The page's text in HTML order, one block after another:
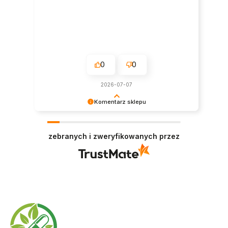
Komentarz sklepu
Doceniamy czas i wysiłek włożony w podzielenie
się z nami Twoimi doświadczeniami. Do
0 0
2026-07-07
zebranych i zweryfikowanych przez